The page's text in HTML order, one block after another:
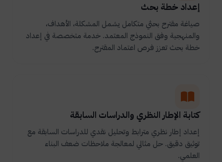
إعداد خطة بحث
صياغة مقترح بحثي متكامل يشمل المشكلة، الأهداف،
والمنهجية وفق النموذج المعتمد. خدمة متخصصة في إعداد
خطة بحث تعزز فرص اعتماد المقترح.
كتابة الإطار النظري والدراسات السابقة
إعداد إطار نظري مترابط وتحليل نقدي للدراسات السابقة مع
توثيق دقيق. حل مثالي لمعالجة ملاحظات ضعف البناء
العلمي.